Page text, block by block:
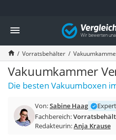
Die beliebtesten Vergleiche nach
Haushalt
Wassersprudler
Zentralstaubsauger
Brotbackautomat
Wischroboter
Wäschespinne
Spülmaschinentabs
Akku-Staubsauger
Vergleich
Vorratsbehälter
Vakuumkammer
Die besten Vakuumboxen
Von:Sabine Haag
Fachbereich:
Redakteurin:Anja Krause